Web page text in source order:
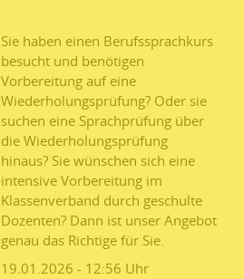
Sie haben einen Berufssprachkurs
besucht und benötigen
Vorbereitung auf eine
Wiederholungsprüfung? Oder sie
suchen eine Sprachprüfung über
die Wiederholungsprüfung
hinaus? Sie wünschen sich eine
intensive Vorbereitung im
Klassenverband durch geschulte
Dozenten? Dann ist unser Angebot
genau das Richtige für Sie.
19.01.2026 - 12:56